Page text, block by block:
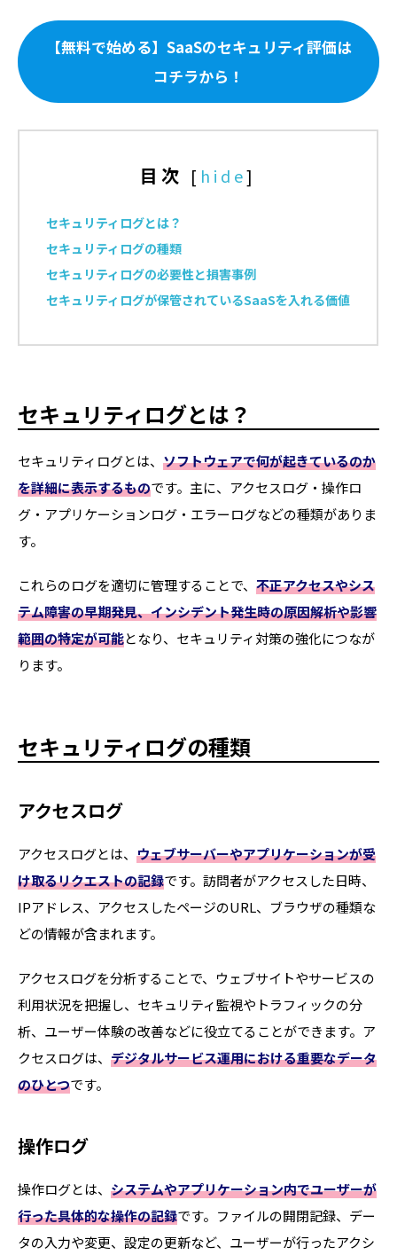
【無料で始める】SaaSのセキュリティ評価は
コチラから！
目次 [ hide]
セキュリティログとは？
セキュリティログの種類
セキュリティログの必要性と損害事例
セキュリティログが保管されているSaaSを入れる価値
セキュリティログとは？
セキュリティログとは、 ソフトウェアで何が起きているのか
を詳細に表示するものです。主に、アクセスログ・操作ロ
グ・アプリケーションログ・エラーログなどの種類がありま
す。
これらのログを適切に管理することで、 不正アクセスやシス
テム障害の早期発見、インシデント発生時の原因解析や影響
範囲の特定が可能となり、セキュリティ対策の強化につなが
ります。
セキュリティログの種類
アクセスログ
アクセスログとは、 ウェブサーバーやアプリケーションが受
け取るリクエストの記録です。訪問者がアクセスした日時、
IPアドレス、アクセスしたページのURL、ブラウザの種類な
どの情報が含まれます。
アクセスログを分析することで、ウェブサイトやサービスの
利用状況を把握し、セキュリティ監視やトラフィックの分
析、ユーザー体験の改善などに役立てることができます。ア
クセスログは、 デジタルサービス運用における重要なデータ
のひとつです。
操作ログ
操作ログとは、 システムやアプリケーション内でユーザーが
行った具体的な操作の記録です。ファイルの開閉記録、デー
タの入力や変更、設定の更新など、ユーザーが行ったアクシ